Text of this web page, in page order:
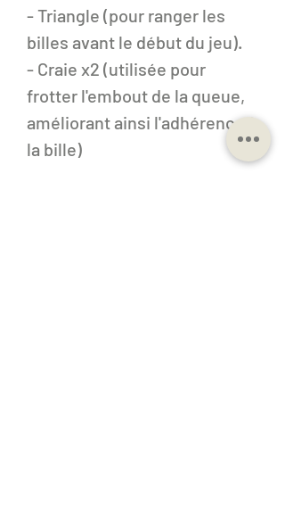
- Triangle (pour ranger les
billes avant le début du jeu).
- Craie x2 (utilisée pour
frotter l'embout de la queue,
améliorant ainsi l'adhérence à
la bille)